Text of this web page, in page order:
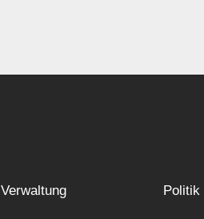
Verwaltung Politik